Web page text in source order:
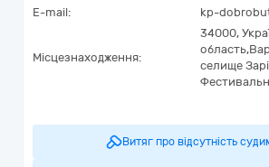
E-mail:
kp-
Місцезнаходження:
34000,
область,
селище
Витяг про відсутність